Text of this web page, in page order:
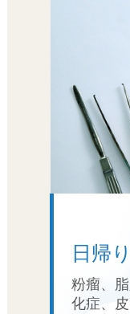
日帰
粉瘤、
化症、